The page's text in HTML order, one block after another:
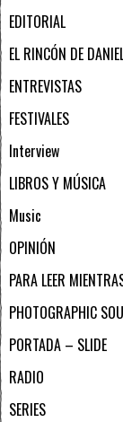
EDITORIAL
EL RINCÓN DE
ENTREVISTAS
FESTIVALES
Interview
LIBROS Y MÚSICA
Music
OPINIÓN
PARA LEER
PHOTOGRAPHIC
PORTADA – SLIDE
RADIO
SERIES